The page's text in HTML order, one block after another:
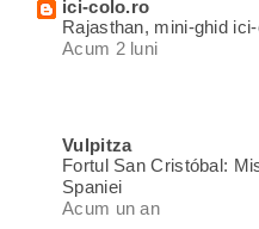
ici-colo.ro
Rajasthan, mini-ghid
Acum 2 luni
Vulpitza
Fortul San Cristóbal:
Spaniei
Acum un an